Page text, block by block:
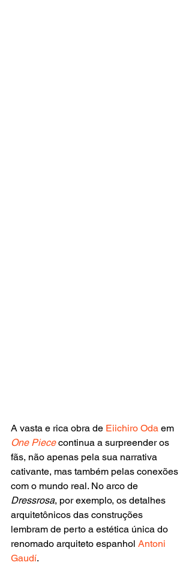
A vasta e rica obra de Eiichiro Oda em
One Piece continua a surpreender os
fãs, não apenas pela sua narrativa
cativante, mas também pelas conexões
com o mundo real. No arco de
Dressrosa, por exemplo, os detalhes
arquitetônicos das construções
lembram de perto a estética única do
renomado arquiteto espanhol Antoni
Gaudí.